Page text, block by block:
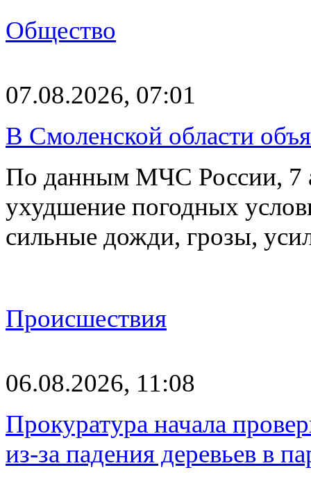
Общество
07.08.2026, 07:01
В Смоленской области
По данным МЧС России, 7
ухудшение погодных
сильные дожди, грозы,
Происшествия
06.08.2026, 11:08
Прокуратура начала
из-за падения деревьев в